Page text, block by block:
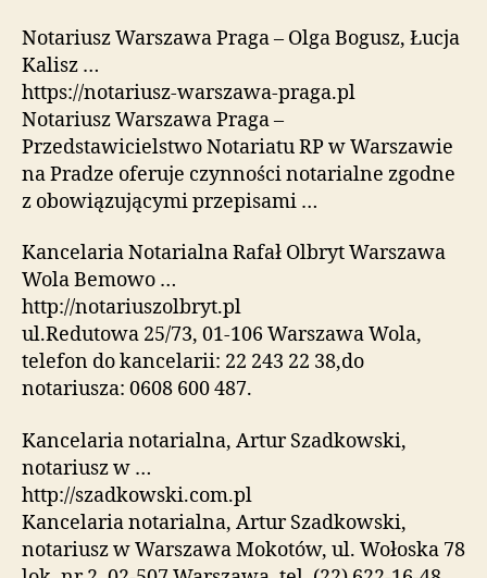
Notariusz Warszawa Praga – Olga Bogusz, Łucja
Kalisz …
https://notariusz-warszawa-praga.pl
Notariusz Warszawa Praga –
Przedstawicielstwo Notariatu RP w Warszawie
na Pradze oferuje czynności notarialne zgodne
z obowiązującymi przepisami …
Kancelaria Notarialna Rafał Olbryt Warszawa
Wola Bemowo …
http://notariuszolbryt.pl
ul.Redutowa 25/73, 01-106 Warszawa Wola,
telefon do kancelarii: 22 243 22 38,do
notariusza: 0608 600 487.
Kancelaria notarialna, Artur Szadkowski,
notariusz w …
http://szadkowski.com.pl
Kancelaria notarialna, Artur Szadkowski,
notariusz w Warszawa Mokotów, ul. Wołoska 78